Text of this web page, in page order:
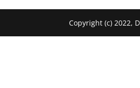
Copyright (c) 2022,